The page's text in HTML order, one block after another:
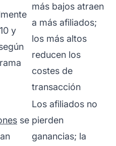
y
más bajos atraen
a más afiliados;
los más altos
reducen los
costes de
transacción
se
Los afiliados no
pierden
ganancias; la